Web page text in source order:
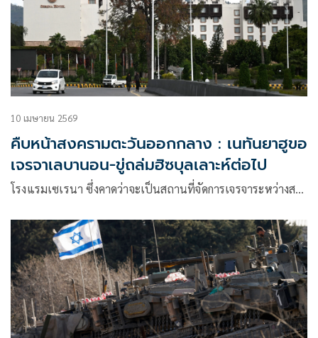
10 เมษายน 2569
คืบหน้าสงครามตะวันออกกลาง : เนทันยาฮูขอ
เจรจาเลบานอน-ขู่ถล่มฮิซบุลเลาะห์ต่อไป
โรงแรมเซเรนา ซึ่งคาดว่าจะเป็นสถานที่จัดการเจรจาระหว่างส…